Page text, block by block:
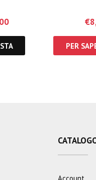
€
PER
Account